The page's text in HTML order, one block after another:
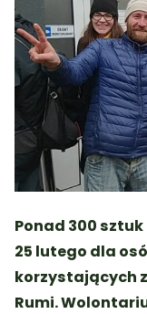
Ponad 300
25 lutego dla
korzystających
Rumi.